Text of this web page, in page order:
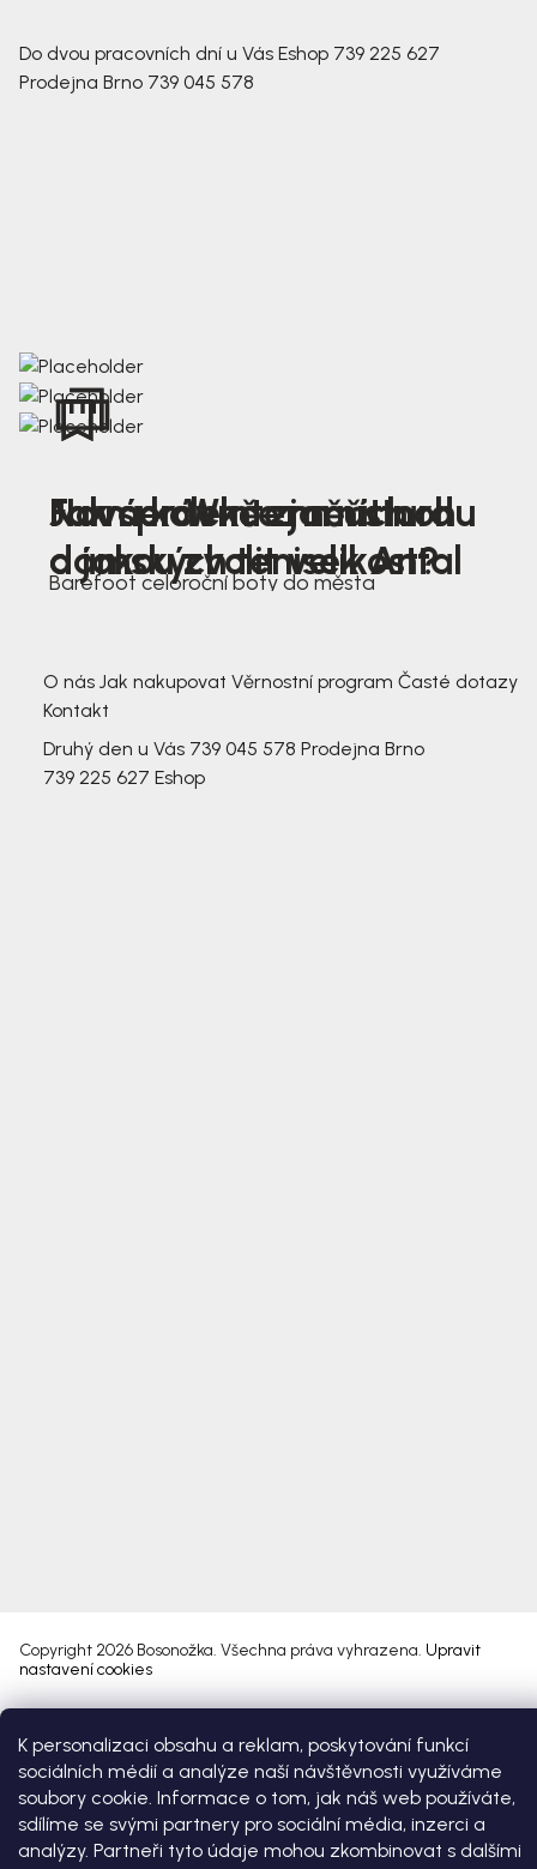
K personalizaci obsahu a reklam, poskytování funkcí
sociálních médií a analýze naší návštěvnosti využíváme
soubory cookie. Informace o tom, jak náš web používáte,
sdílíme se svými partnery pro sociální média, inzerci a
analýzy. Partneři tyto údaje mohou zkombinovat s dalšími
Do dvou pracovních dní u Vás Eshop 739 225 627
Prodejna Brno 739 045 578
Nová kolekce jarních
dámských tenisek Antal
Jak správně změřit nohu
a jakou zvolit velikost?
Farmer Winter mustard
Barefoot celoroční boty do města
O nás Jak nakupovat Věrnostní program Časté dotazy
Kontakt
Druhý den u Vás 739 045 578 Prodejna Brno
739 225 627 Eshop
Copyright 2026 Bosonožka. Všechna práva vyhrazena. Upravit
nastavení cookies